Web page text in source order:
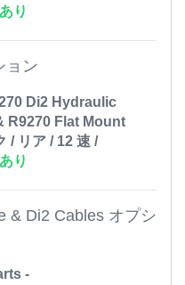
り
ョン
Di2 Hydraulic
R9270 Flat Mount
/ リア / 12 速 /
り
& Di2 Cables オプシ
-